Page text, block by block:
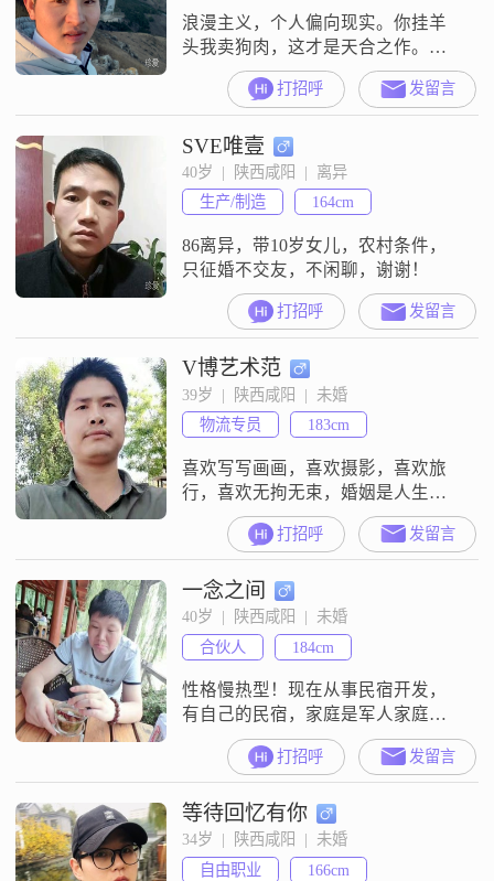
浪漫主义，个人偏向现实。你挂羊
头我卖狗肉，这才是天合之作。双
向奔赴才是美好的开始
打招呼 发留言
SVE唯壹
40岁  |  陕西咸阳  |  离异
生产/制造
164cm
86离异，带10岁女儿，农村条件，
只征婚不交友，不闲聊，谢谢！
打招呼 发留言
V博艺术范
39岁  |  陕西咸阳  |  未婚
物流专员
183cm
喜欢写写画画，喜欢摄影，喜欢旅
行，喜欢无拘无束，婚姻是人生的
归宿，无论你以前如何，归宿总是
要有的，人生没有归宿，就如同去
酒店吃饭，厨师没放调味料。
打招呼 发留言
一念之间
40岁  |  陕西咸阳  |  未婚
合伙人
184cm
性格慢热型！现在从事民宿开发，
有自己的民宿，家庭是军人家庭！
以前做过古玩，字画，珠宝方面的
工作！想找一个踏实愿意好好过日
子的姑娘，不要求你学历有多高，
不要求家庭有多好，但是，一定要
懂礼貌，爱护家人，尊敬长辈！喝
酒可以，记得回家！
打招呼 发留言
等待回忆有你
34岁  |  陕西咸阳  |  未婚
自由职业
166cm